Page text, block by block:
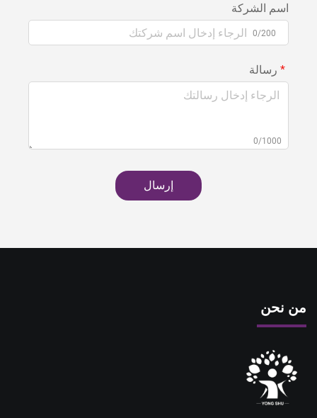
اسم الشركة
0/200
رسالة
0/1000
إرسال
من نحن